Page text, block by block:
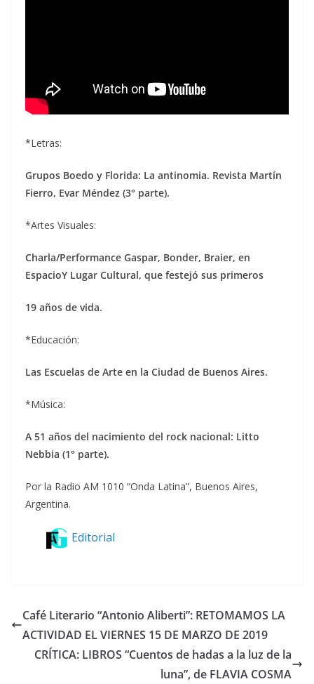
*Letras:
Grupos Boedo y Florida: La antinomia. Revista Martín
Fierro, Evar Méndez (3° parte).
*Artes Visuales:
Charla/Performance Gaspar, Bonder, Braier, en
EspacioY Lugar Cultural, que festejó sus primeros
19 años de vida.
*Educación:
Las Escuelas de Arte en la Ciudad de Buenos Aires.
*Música:
A 51 años del nacimiento del rock nacional: Litto
Nebbia (1° parte).
Por la Radio AM 1010 “Onda Latina”, Buenos Aires,
Argentina.
Editorial
Café Literario “Antonio Aliberti”: RETOMAMOS LA
ACTIVIDAD EL VIERNES 15 DE MARZO DE 2019
CRÍTICA: LIBROS “Cuentos de hadas a la luz de la
luna”, de FLAVIA COSMA